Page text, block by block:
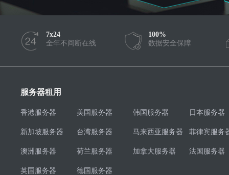
7x24
全年不间断在线
100%
数据安全保障
服务器租用
香港服务器 美国服务器 韩国服务器 日本服务器
新加坡服务器 台湾服务器 马来西亚服务器 菲律宾服务
澳洲服务器 荷兰服务器 加拿大服务器 法国服务器
英国服务器 德国服务器